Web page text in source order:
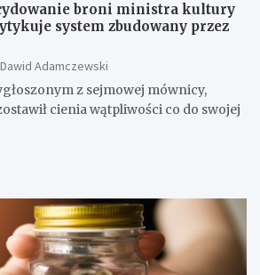
broni ministra kultury
system zbudowany przez
Dawid Adamczewski
z sejmowej mównicy,
cienia wątpliwości co do swojej